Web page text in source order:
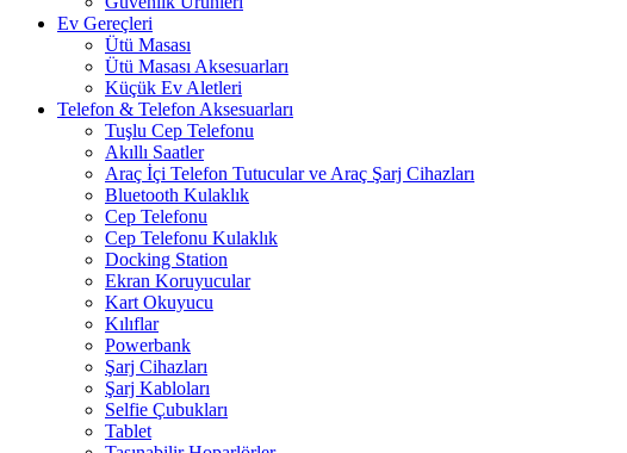
Ev Gereçleri
Ütü Masası
Ütü Masası Aksesuarları
Küçük Ev Aletleri
Telefon & Telefon Aksesuarları
Tuşlu Cep Telefonu
Akıllı Saatler
Araç İçi Telefon Tutucular ve Araç Şarj Cihazları
Bluetooth Kulaklık
Cep Telefonu
Cep Telefonu Kulaklık
Docking Station
Ekran Koruyucular
Kart Okuyucu
Kılıflar
Powerbank
Şarj Cihazları
Şarj Kabloları
Selfie Çubukları
Tablet